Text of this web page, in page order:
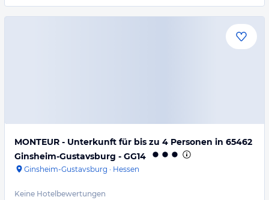
MONTEUR - Unterkunft für bis zu 4 Personen in 65462
Ginsheim-Gustavsburg - GG14
Ginsheim-Gustavsburg · Hessen
Keine Hotelbewertungen